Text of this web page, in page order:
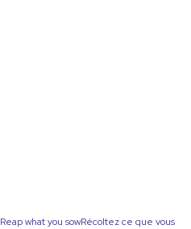
Reap what you sowRécoltez ce que vous